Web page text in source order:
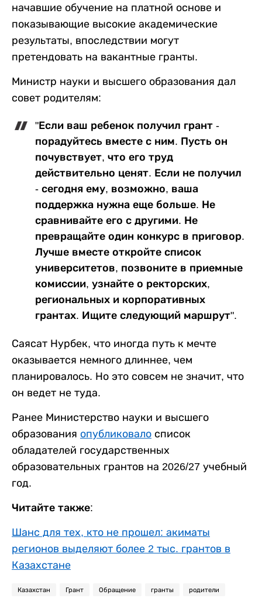
начавшие обучение на платной основе и
показывающие высокие академические
результаты, впоследствии могут
претендовать на вакантные гранты.
Министр науки и высшего образования дал
совет родителям:
"Если ваш ребенок получил грант -
порадуйтесь вместе с ним. Пусть он
почувствует, что его труд
действительно ценят. Если не получил
- сегодня ему, возможно, ваша
поддержка нужна еще больше. Не
сравнивайте его с другими. Не
превращайте один конкурс в приговор.
Лучше вместе откройте список
университетов, позвоните в приемные
комиссии, узнайте о ректорских,
региональных и корпоративных
грантах. Ищите следующий маршрут".
Саясат Нурбек, что иногда путь к мечте
оказывается немного длиннее, чем
планировалось. Но это совсем не значит, что
он ведет не туда.
Ранее Министерство науки и высшего
образования опубликовало список
обладателей государственных
образовательных грантов на 2026/27 учебный
год.
Читайте также:
Шанс для тех, кто не прошел: акиматы
регионов выделяют более 2 тыс. грантов в
Казахстане
Казахстан Грант Обращение гранты родители